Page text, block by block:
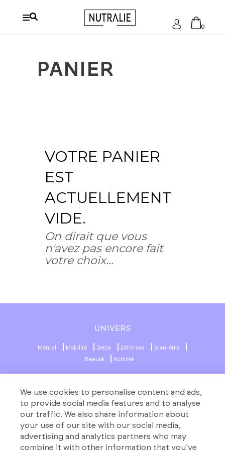
We use cookies to personalise content and ads,
to provide social media features and to analyse
our traffic. We also share information about
your use of our site with our social media,
advertising and analytics partners who may
combine it with other information that you’ve
S'identifier 0
Aucun produit dans le
chariot.
PANIER
VOTRE PANIER
EST
ACTUELLEMENT
VIDE.
On dirait que vous
n'avez pas encore fait
votre choix...
UNIVERS
Mental Mobilité Detox Défenses Bien-être
Beauté Activité
Produits
About
Formules
Contact